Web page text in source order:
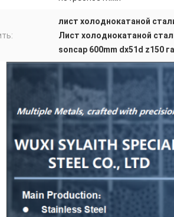
лист холоднокатаной
Лист холоднокатаной
soncap 600mm dx51d z150